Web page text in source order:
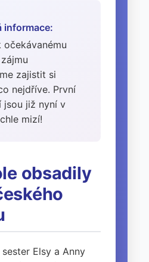
informace:
očekávanému
zajistit si
nejdříve. První
jsou již nyní v
mizí!
obsadily
Elsy a Anny